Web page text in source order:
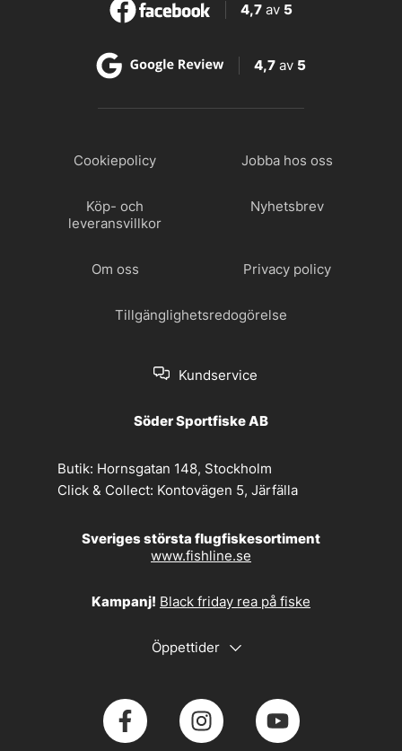
4,7 av 5
4,7 av 5
Cookiepolicy Jobba hos oss
Köp- och
leveransvillkor
Nyhetsbrev
Om oss Privacy policy
Tillgänglighetsredogörelse
Kundservice
Söder Sportfiske AB
Butik: Hornsgatan 148, Stockholm
Click & Collect: Kontovägen 5, Järfälla
Sveriges största flugfiskesortiment
www.fishline.se
Kampanj! Black friday rea på fiske
Öppettider